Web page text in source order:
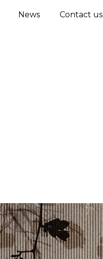
News Contact us